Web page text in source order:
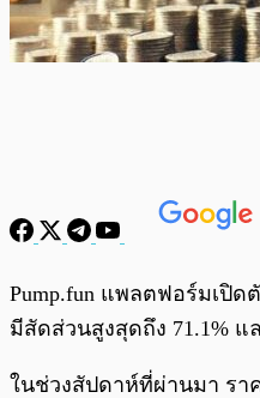
พร้อมเล่น
Pump.fun แพลตฟอร์มเปิด
มีสัดส่วนสูงสุดถึง 71.1%
ในช่วงสัปดาห์ที่ผ่านมา รา